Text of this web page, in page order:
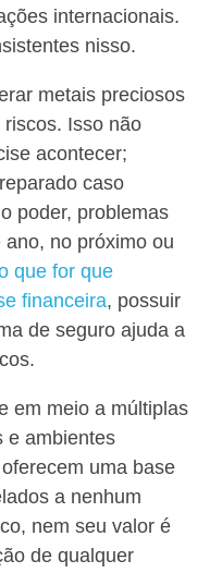
internacionais.
nisso.
metais preciosos
Isso não
acontecer;
caso
poder, problemas
no próximo ou
que for que
financeira, possuir
de seguro ajuda a
em meio a múltiplas
e ambientes
uma base
a nenhum
nem seu valor é
de qualquer